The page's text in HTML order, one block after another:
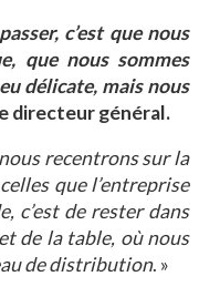
c’est que nous
que nous sommes
délicate, mais nous
directeur général.
recentrons sur la
que l’entreprise
c’est de rester dans
de la table, où nous
de distribution. »